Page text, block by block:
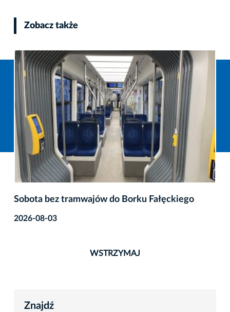
Zobacz także
Sobota bez tramwajów do Borku Fałęckiego
2026-08-03
WSTRZYMAJ
Znajdź